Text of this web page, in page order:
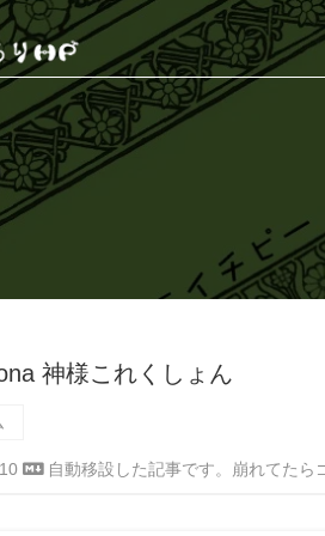
神様これくしょん
自動移設した記事です。崩れてたら